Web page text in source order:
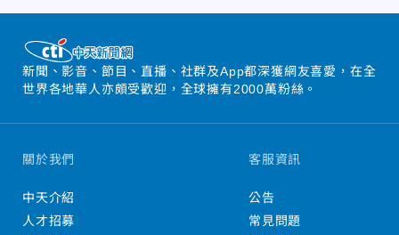
新聞、影音、節目、直播、社群及App都深獲網友喜愛，在全
世界各地華人亦頗受歡迎，全球擁有2000萬粉絲。
關於我們
中天介紹
人才招募
客服資訊
公告
常見問題